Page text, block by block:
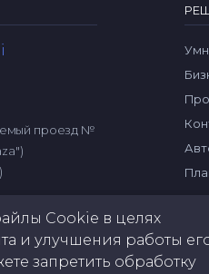
проезд №
Cookie в целях
и улучшения работы
запретить обработку